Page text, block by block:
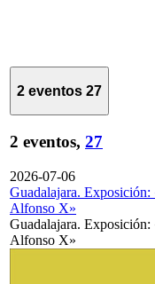
2 eventos 27
2 eventos, 27
2026-07-06
Guadalajara.
Alfonso X»
Guadalajara.
Alfonso X»